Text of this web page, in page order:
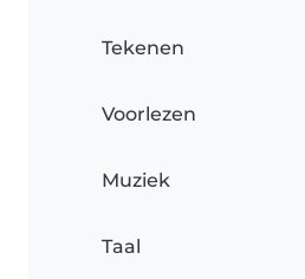
Tekenen
Voorlezen
Muziek
Taal